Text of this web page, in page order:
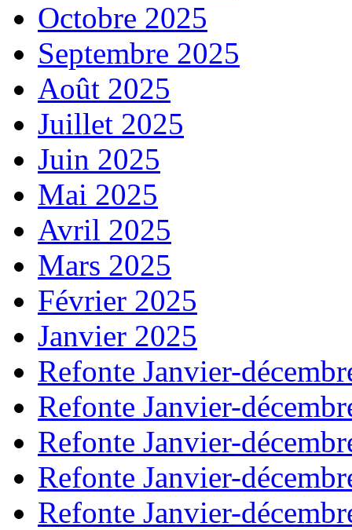
Octobre 2025
Septembre 2025
Août 2025
Juillet 2025
Juin 2025
Mai 2025
Avril 2025
Mars 2025
Février 2025
Janvier 2025
Refonte Janvier-
Refonte Janvier-
Refonte Janvier-
Refonte Janvier-
Refonte Janvier-